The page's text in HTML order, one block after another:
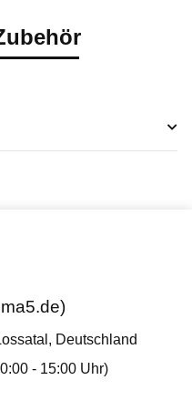
Deutschland
- 15:00 Uhr)